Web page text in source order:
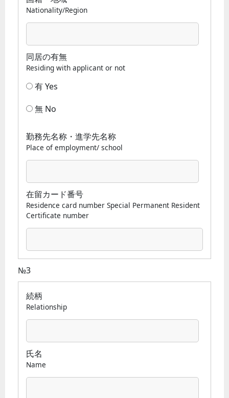
Nationality/Region
同居の有無
Residing with applicant or not
有 Yes
無 No
勤務先名称・進学先名称
Place of employment/ school
在留カード番号
Residence card number Special Permanent Resident
Certificate number
№3
続柄
Relationship
氏名
Name